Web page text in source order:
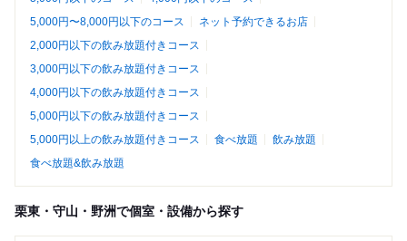
5,000円〜8,000円以下のコース
ネット予約できるお店
2,000円以下の飲み放題付きコース
3,000円以下の飲み放題付きコース
4,000円以下の飲み放題付きコース
5,000円以下の飲み放題付きコース
5,000円以上の飲み放題付きコース
食べ放題
飲み放題
食べ放題&飲み放題
栗東・守山・野洲で個室・設備から探す